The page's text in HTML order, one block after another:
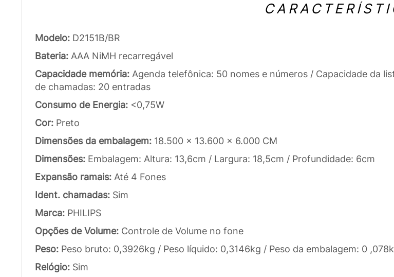
Modelo: D2151B/BR
Bateria: AAA NiMH recarregável
Capacidade memória: Agenda telefônica: 50 nomes e números / Capacidade da
de chamadas: 20 entradas
Consumo de Energia: <0,75W
Cor: Preto
Dimensões da embalagem: 18.500 x 13.600 x 6.000 CM
Dimensões: Embalagem: Altura: 13,6cm / Largura: 18,5cm / Profundidade: 6cm
Expansão ramais: Até 4 Fones
Ident. chamadas: Sim
Marca: PHILIPS
Opções de Volume: Controle de Volume no fone
Peso: Peso bruto: 0,3926kg / Peso líquido: 0,3146kg / Peso da embalagem: 0
Relógio: Sim